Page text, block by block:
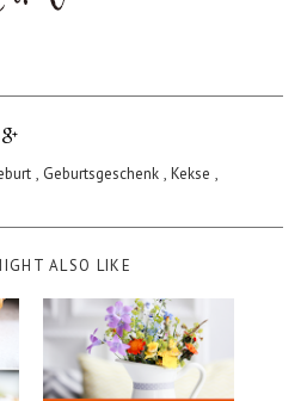
, Geburtsgeschenk , Kekse ,
ALSO LIKE